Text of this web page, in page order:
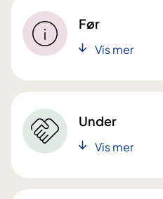
Før
Vis mer
Under
Vis mer